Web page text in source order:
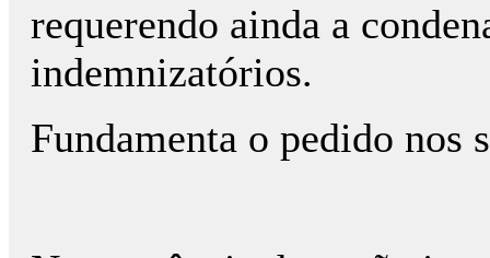
requerendo ainda a
indemnizatórios.
Fundamenta o pedido nos